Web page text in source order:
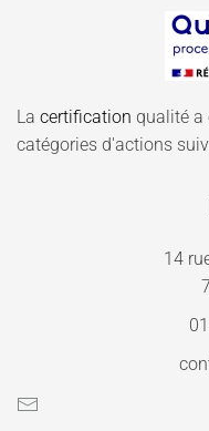
La certification qualité a
catégories d'actions
14